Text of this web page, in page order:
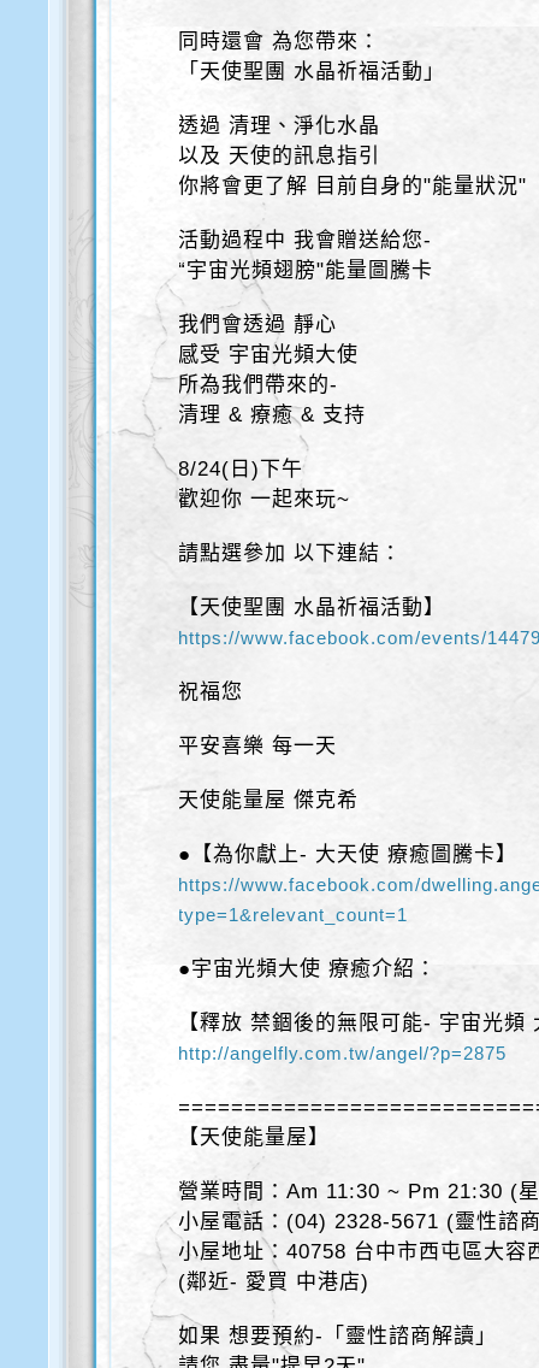
同時還會 為您帶來：
「天使聖團 水晶祈福活動」
透過 清理、淨化水晶
以及 天使的訊息指引
你將會更了解 目前自身的"能量狀況"
活動過程中 我會贈送給您-
“宇宙光頻翅膀"能量圖騰卡
我們會透過 靜心
感受 宇宙光頻大使
所為我們帶來的-
清理 & 療癒 & 支持
8/24(日)下午
歡迎你 一起來玩~
請點選參加 以下連結：
【天使聖團 水晶祈福活動】
https://www.facebook.com/events/
祝福您
平安喜樂 每一天
天使能量屋 傑克希
●【為你獻上- 大天使 療癒圖騰卡】
https://www.facebook.com/
type=1&relevant_count=1
●宇宙光頻大使 療癒介紹：
【釋放 禁錮後的無限可能- 宇宙光頻
http://angelfly.com.tw/angel/?p=2875
【天使能量屋】
營業時間：Am 11:30 ~ Pm 21:30 (
小屋電話：(04) 2328-5671 (靈性諮
小屋地址：40758 台中市西屯區大容
(鄰近- 愛買 中港店)
如果 想要預約-「靈性諮商解讀」